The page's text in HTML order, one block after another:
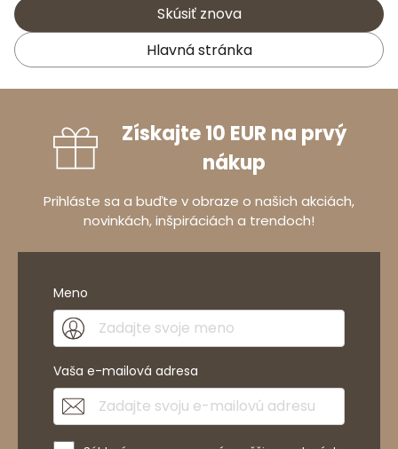
Skúsiť znova
Hlavná stránka
Získajte 10 EUR na prvý
nákup
Prihláste sa a buďte v obraze o našich akciách,
novinkách, inšpiráciách a trendoch!
Meno
Vaša e-mailová adresa